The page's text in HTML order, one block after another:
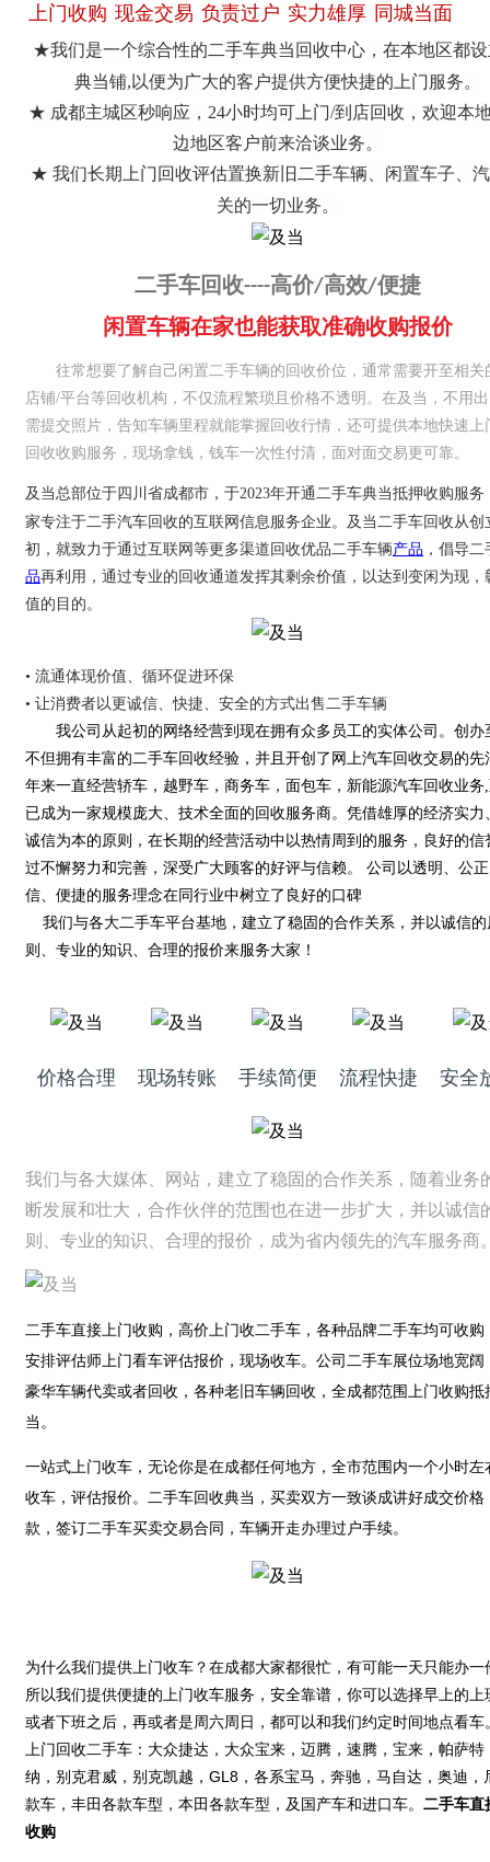
上门收购 现金交易 负责过户 实力雄厚 同城当面
★我们是一个综合性的二手车典当回收中心，在本地区都
典当铺,以便为广大的客户提供方便快捷的上门服务。
★ 成都主城区秒响应，24小时均可上门/到店回收，欢迎本
边地区客户前来洽谈业务。
★ 我们长期上门回收评估置换新旧二手车辆、闲置车子、
关的一切业务。
二手车回收----高价/高效/便捷
闲置车辆在家也能获取准确收购报价
往常想要了解自己闲置二手车辆的回收价位，通常需要开至相关
店铺/平台等回收机构，不仅流程繁琐且价格不透明。在及当，不用
需提交照片，告知车辆里程就能掌握回收行情，还可提供本地快速上
回收收购服务，现场拿钱，钱车一次性付清，面对面交易更可靠。
及当总部位于四川省成都市，于2023年开通二手车典当抵押收购服务
家专注于二手汽车回收的互联网信息服务企业。及当二手车回收从创
初，就致力于通过互联网等更多渠道回收优品二手车辆产品 ，倡导二
品再利用，通过专业的回收通道发挥其剩余价值，以达到变闲为现，
值的目的。
• 流通体现价值、循环促进环保
• 让消费者以更诚信、快捷、安全的方式出售二手车辆
我公司从起初的网络经营到现在拥有众多员工的实体公司。创办
不但拥有丰富的二手车回收经验，并且开创了网上汽车回收交易的先
年来一直经营轿车，越野车，商务车，面包车，新能源汽车回收业务
已成为一家规模庞大、技术全面的回收服务商。凭借雄厚的经济实力
诚信为本的原则，在长期的经营活动中以热情周到的服务，良好的信
过不懈努力和完善，深受广大顾客的好评与信赖。 公司以透明、公
信、便捷的服务理念在同行业中树立了良好的口碑
我们与各大二手车平台基地，建立了稳固的合作关系，并以诚信的
则、专业的知识、合理的报价来服务大家！
价格合理 现场转账 手续简便 流程快捷 安全
我们与各大媒体、网站，建立了稳固的合作关系，随着业务
断发展和壮大，合作伙伴的范围也在进一步扩大，并以诚信
则、专业的知识、合理的报价，成为省内领先的汽车服务商
二手车直接上门收购，高价上门收二手车，各种品牌二手车均可收购
安排评估师上门看车评估报价，现场收车。公司二手车展位场地宽阔
豪华车辆代卖或者回收，各种老旧车辆回收，全成都范围上门收购抵
当。
一站式上门收车，无论你是在成都任何地方，全市范围内一个小时左
收车，评估报价。二手车回收典当，买卖双方一致谈成讲好成交价格
款，签订二手车买卖交易合同，车辆开走办理过户手续。
为什么我们提供上门收车？在成都大家都很忙，有可能一天只能办一
所以我们提供便捷的上门收车服务，安全靠谱，你可以选择早上的上
或者下班之后，再或者是周六周日，都可以和我们约定时间地点看车
上门回收二手车：大众捷达，大众宝来，迈腾，速腾，宝来，帕萨特
纳，别克君威，别克凯越，GL8，各系宝马，奔驰，马自达，奥迪，
款车，丰田各款车型，本田各款车型，及国产车和进口车。 二手车直
收购